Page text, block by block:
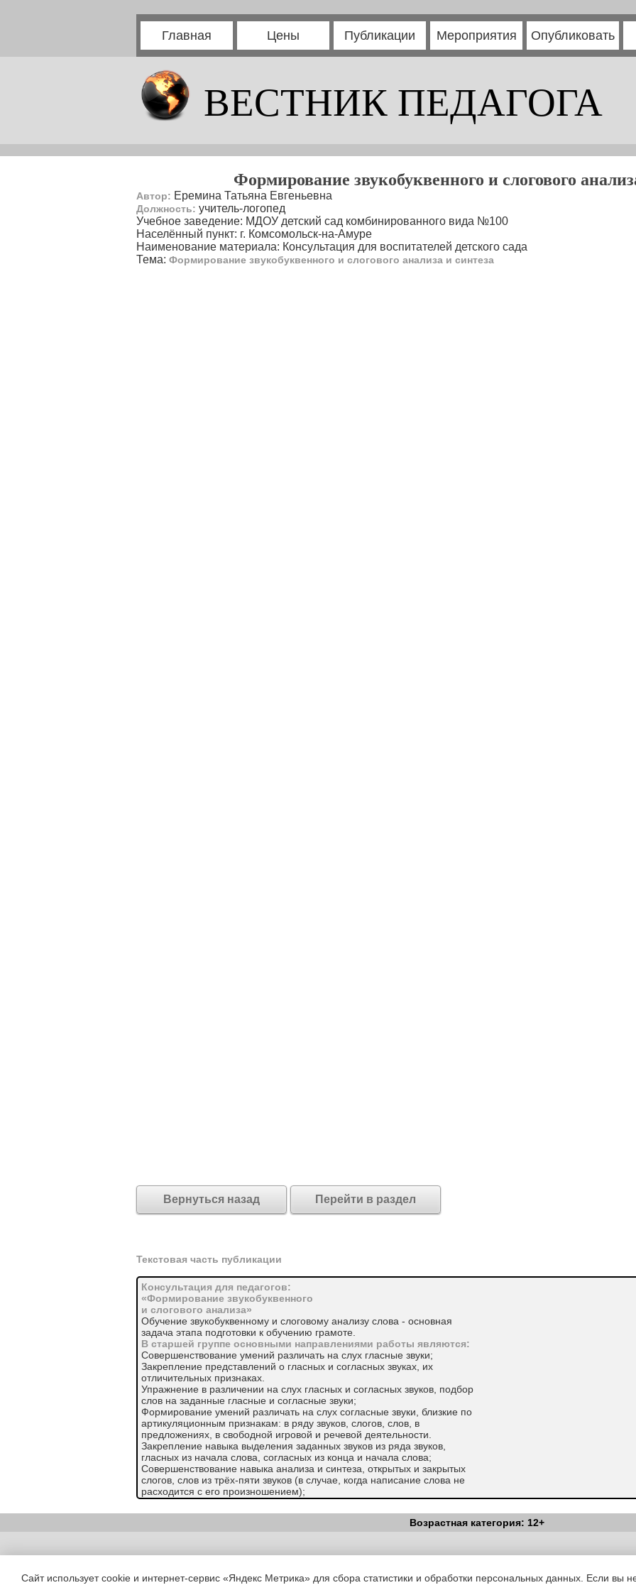
Главная Цены Публикации Мероприятия Опубликовать
ВЕСТНИК ПЕДАГОГА
Формирование звукобуквенного и слогового
Автор: Еремина Татьяна Евгеньевна
Должность: учитель-логопед
Учебное заведение: МДОУ детский сад комбинированного вида №100
Населённый пункт: г. Комсомольск-на-Амуре
Наименование материала: Консультация для воспитателей детского сада
Тема: Формирование звукобуквенного и слогового анализа и синтеза
Вернуться назад Перейти в раздел
Текстовая часть публикации
Консультация для педагогов:
«Формирование звукобуквенного
и слогового анализа»
Обучение звукобуквенному и слоговому анализу слова - основная
задача этапа подготовки к обучению грамоте.
В старшей группе основными направлениями работы являются:
Совершенствование умений различать на слух гласные звуки;
Закрепление представлений о гласных и согласных звуках, их
отличительных признаках.
Упражнение в различении на слух гласных и согласных звуков, подбор
слов на заданные гласные и согласные звуки;
Формирование умений различать на слух согласные звуки, близкие по
артикуляционным признакам: в ряду звуков, слогов, слов, в
предложениях, в свободной игровой и речевой деятельности.
Закрепление навыка выделения заданных звуков из ряда звуков,
гласных из начала слова, согласных из конца и начала слова;
Совершенствование навыка анализа и синтеза, открытых и закрытых
слогов, слов из трёх-пяти звуков (в случае, когда написание слова не
расходится с его произношением);
Формирование навыка различения согласных звуков по признакам:
глухой – звонкий, твёрдый – мягкий;
Игры:
Возрастная категория: 12+
Copyright (c) |Вестник Педагога|Об издании|Условия|Политика
Сайт использует cookie и интернет-сервис «Яндекс Метрика» для сбора статистики и обработки персональных данных. Если вы